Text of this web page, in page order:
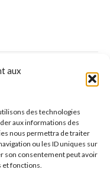
aux
des technologies
aux informations des
nous permettra de traiter
ou les ID uniques sur
son consentement peut avoir
et fonctions.
6e édition des
à Puget : Courir
cause !